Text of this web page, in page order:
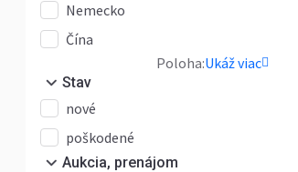
Nemecko
Čína
Poloha:Ukáž viac
Stav
nové
poškodené
Aukcia, prenájom